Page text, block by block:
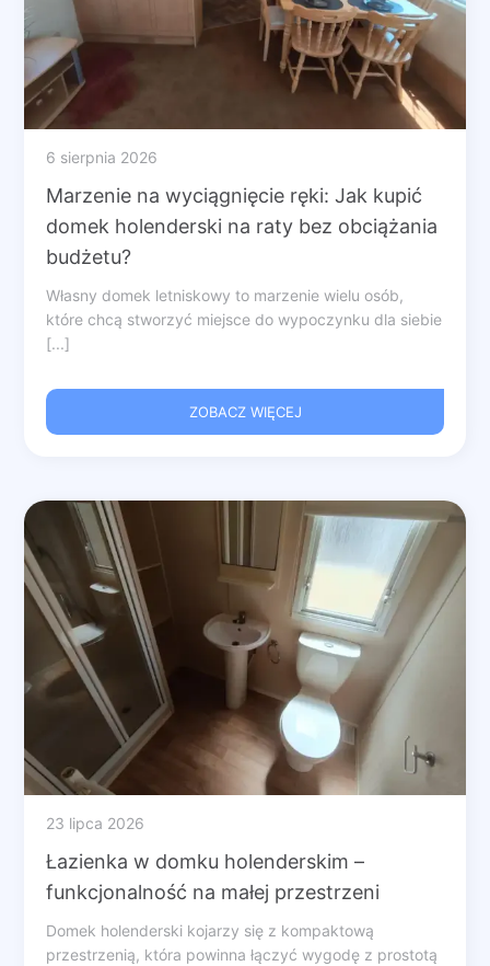
6 sierpnia 2026
Marzenie na wyciągnięcie ręki: Jak kupić
domek holenderski na raty bez obciążania
budżetu?
Własny domek letniskowy to marzenie wielu osób,
które chcą stworzyć miejsce do wypoczynku dla siebie
[...]
ZOBACZ WIĘCEJ
23 lipca 2026
Łazienka w domku holenderskim –
funkcjonalność na małej przestrzeni
Domek holenderski kojarzy się z kompaktową
przestrzenią, która powinna łączyć wygodę z prostotą